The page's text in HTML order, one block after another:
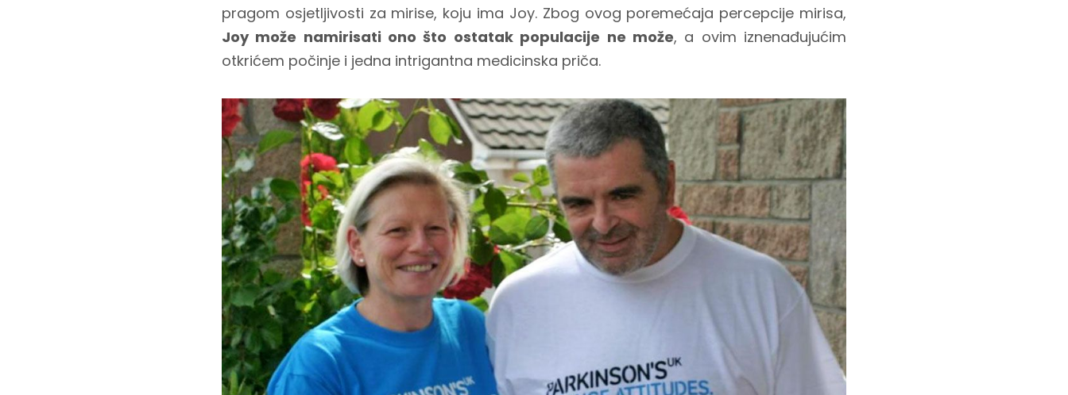
pragom osjetljivosti za mirise, koju ima Joy. Zbog ovog poremećaja percepcije mirisa,
Joy može namirisati ono što ostatak populacije ne može, a ovim iznenađujućim
otkrićem počinje i jedna intrigantna medicinska priča.